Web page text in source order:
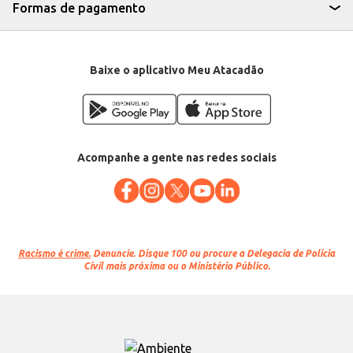
Formas de pagamento
Baixe o aplicativo Meu Atacadão
Acompanhe a gente nas redes sociais
Racismo é crime. Denuncie. Disque 100 ou procure a Delegacia de Polícia
Civil mais próxima ou o Ministério Público.